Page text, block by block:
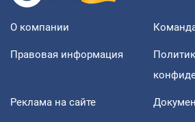
О компании
Правовая информация
Реклама на сайте